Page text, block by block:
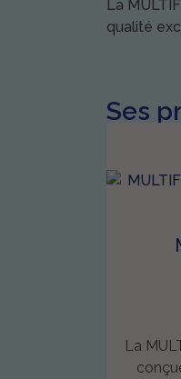
La
qualité
Ses
La